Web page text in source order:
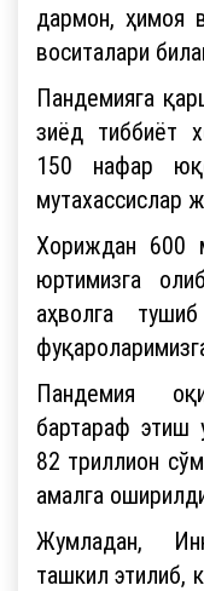
дармон, ҳимоя
воситалари
Пандемияга
зиёд тиббиёт
150 нафар
мутахассислар
Хориждан 600
юртимизга
аҳволга
Пандемия
бартараф этиш
82 триллион
амалга
Жумладан,
ташкил этилиб,